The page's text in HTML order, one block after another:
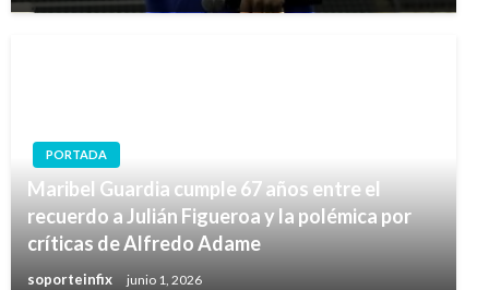
PORTADA
Maribel Guardia cumple 67 años entre el
recuerdo a Julián Figueroa y la polémica por
críticas de Alfredo Adame
soporteinfix junio 1, 2026